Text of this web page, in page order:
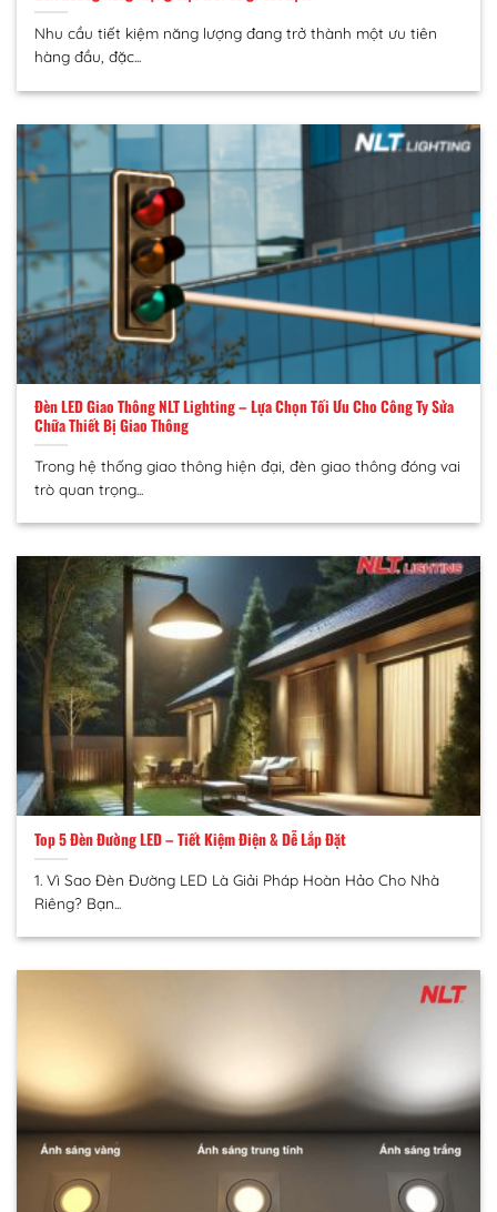
Nhu cầu tiết kiệm năng lượng đang trở thành một ưu tiên
hàng đầu, đặc...
Đèn LED Giao Thông NLT Lighting – Lựa Chọn Tối Ưu Cho Công Ty Sửa
Chữa Thiết Bị Giao Thông
Trong hệ thống giao thông hiện đại, đèn giao thông đóng vai
trò quan trọng...
Top 5 Đèn Đường LED – Tiết Kiệm Điện & Dễ Lắp Đặt
1. Vì Sao Đèn Đường LED Là Giải Pháp Hoàn Hảo Cho Nhà
Riêng? Bạn...